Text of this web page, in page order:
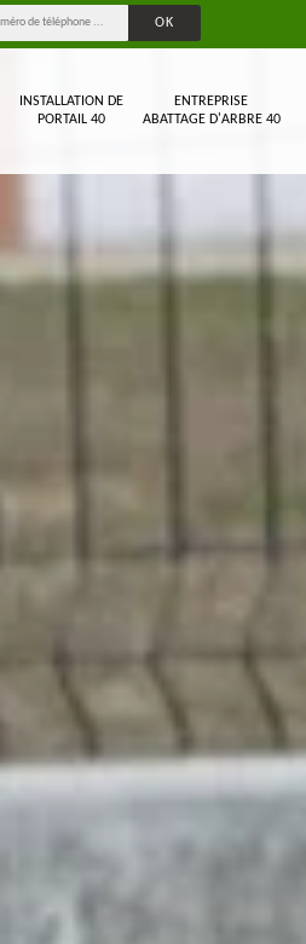
INSTALLATION DE
PORTAIL 40
ENTREPRISE
ABATTAGE D'ARBRE 40